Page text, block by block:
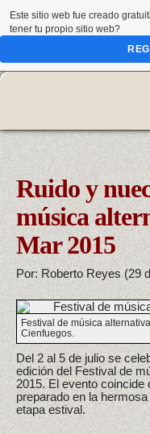
Ruido y
música
Mar 2015
Por: Roberto Reyes (29
Festival de música
Cienfuegos.
Del 2 al 5 de julio se
edición del Festival de
2015. El evento coincide
preparado en la
etapa estival.
Este sitio web fue creado
tener tu propio sitio web?